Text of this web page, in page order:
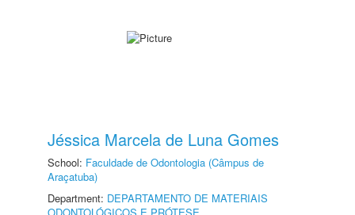
Jéssica Marcela de Luna Gomes
School: Faculdade de Odontologia (Câmpus de
Araçatuba)
Department: DEPARTAMENTO DE MATERIAIS